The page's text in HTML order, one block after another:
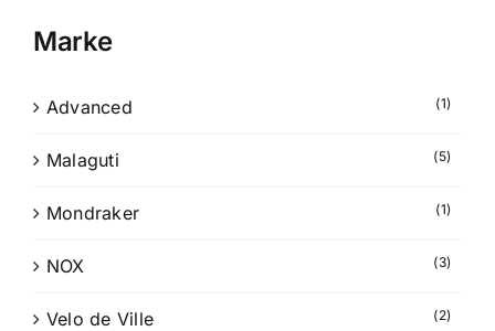
Marke
Advanced (1)
Malaguti (5)
Mondraker (1)
NOX (3)
Velo de Ville (2)